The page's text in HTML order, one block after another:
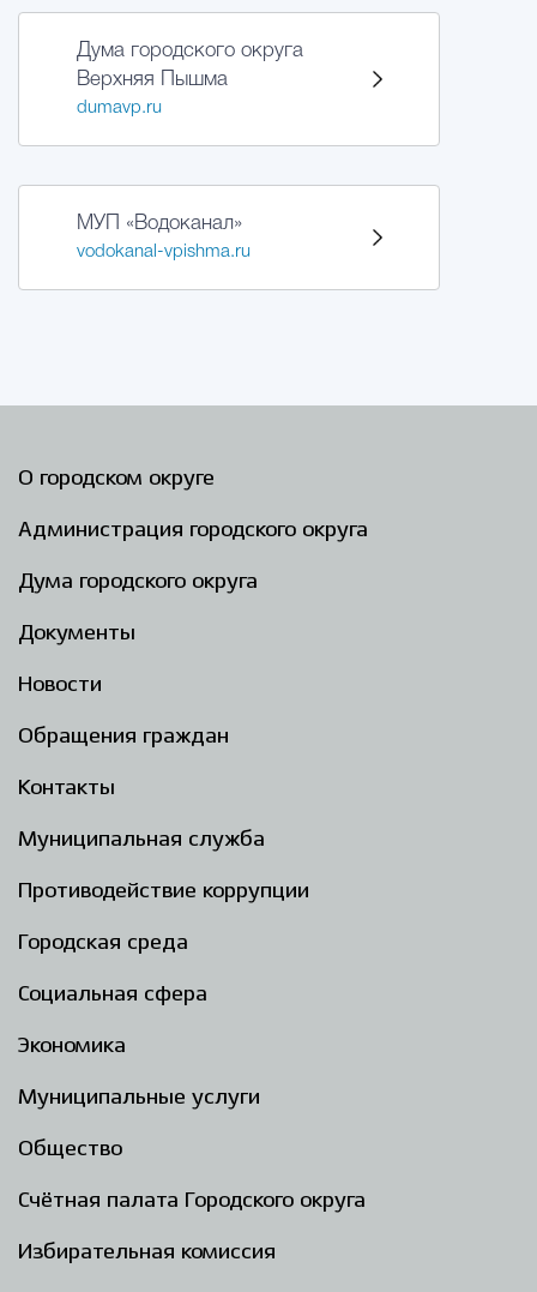
Дума городского округа
Верхняя Пышма
dumavp.ru
МУП «Водоканал»
vodokanal-vpishma.ru
О городском округе
Администрация городского округа
Дума городского округа
Документы
Новости
Обращения граждан
Контакты
Муниципальная служба
Противодействие коррупции
Городская среда
Социальная сфера
Экономика
Муниципальные услуги
Общество
Счётная палата Городского округа
Избирательная комиссия